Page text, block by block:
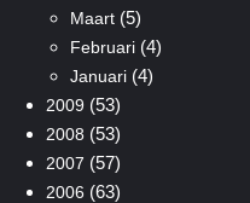
Maart(5)
Februari(4)
Januari(4)
2009 (53)
2008 (53)
2007 (57)
2006 (63)